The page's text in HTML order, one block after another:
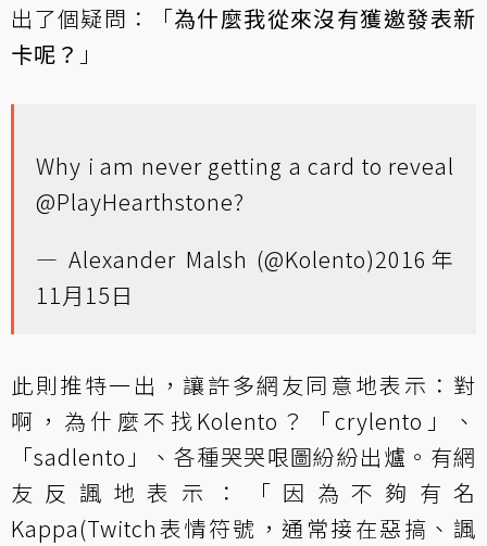
出了個疑問：「為什麼我從來沒有獲邀發表新
卡呢？ 」
Why i am never getting a card to reveal
@PlayHearthstone?
— Alexander Malsh (@Kolento)2016年
11月15日
此則推特一出，讓許多網友同意地表示：對
啊，為什麼不找Kolento？「crylento」、
「sadlento」、各種哭哭哏圖紛紛出爐。有網
友反諷地表示：「因為不夠有名
Kappa(Twitch表情符號，通常接在惡搞、諷